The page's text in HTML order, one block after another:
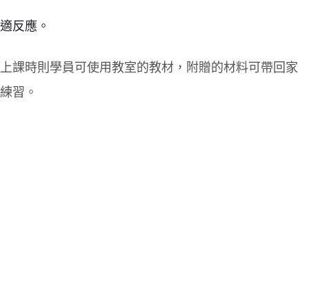
適反應 。
上課時則學員可使用教室的教材，附贈的材料可帶回家
練習。